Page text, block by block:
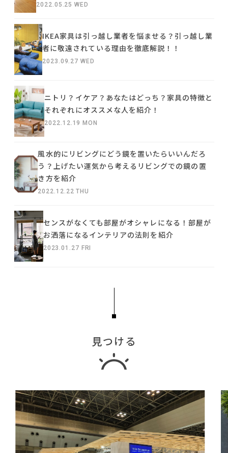
2022.05.25 WED
IKEA家具は引っ越し業者を悩ませる？引っ越し業
者に敬遠されている理由を徹底解説！！
2023.09.27 WED
ニトリ？イケア？あなたはどっち？家具の特徴と
それぞれにオススメな人を紹介！
2022.12.19 MON
風水的にリビングにどう鏡を置いたらいいんだろ
う？上げたい運気から考えるリビングでの鏡の置
き方を紹介
2022.12.22 THU
センスがなくても部屋がオシャレになる！部屋が
お洒落になるインテリアの法則を紹介
2023.01.27 FRI
見つける